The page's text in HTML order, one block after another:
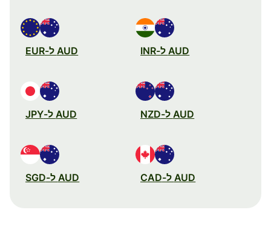
AUD ל-INR AUD ל-EUR
AUD ל-NZD AUD ל-JPY
AUD ל-CAD AUD ל-SGD